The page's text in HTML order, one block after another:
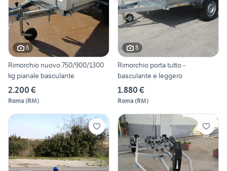
6
Rimorchio nuovo 750/900/1300
kg pianale basculante
2.200 €
Roma (RM)
8
Rimorchio porta tutto -
basculante e leggero
1.880 €
Roma (RM)